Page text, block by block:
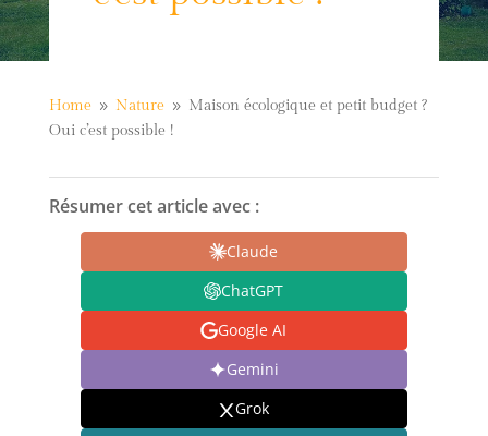
Home 9 Nature 9 Maison écologique et petit budget ?
Oui c’est possible !
Résumer cet article avec :
Claude
ChatGPT
Google AI
Gemini
Grok